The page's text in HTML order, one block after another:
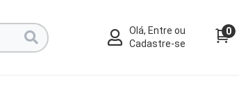
Olá, Entre ou
Cadastre-se
0